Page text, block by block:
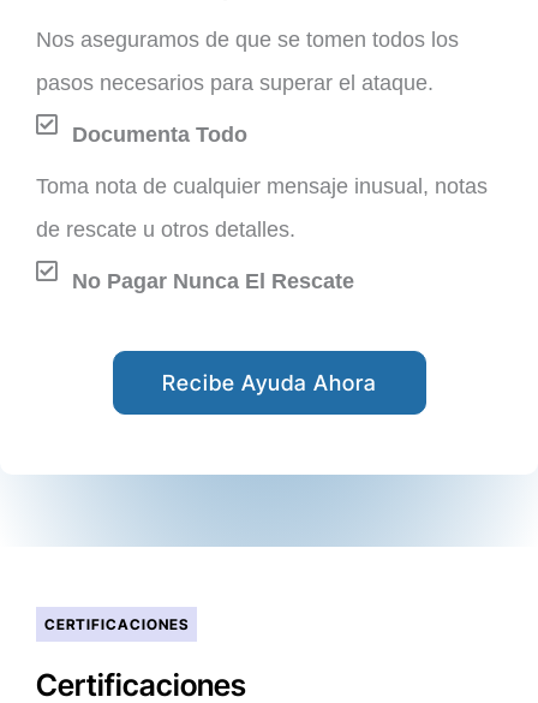
Nos aseguramos de que se tomen todos los
pasos necesarios para superar el ataque.
Documenta Todo
Toma nota de cualquier mensaje inusual, notas
de rescate u otros detalles.
No Pagar Nunca El Rescate
Recibe Ayuda Ahora
CERTIFICACIONES
Certificaciones